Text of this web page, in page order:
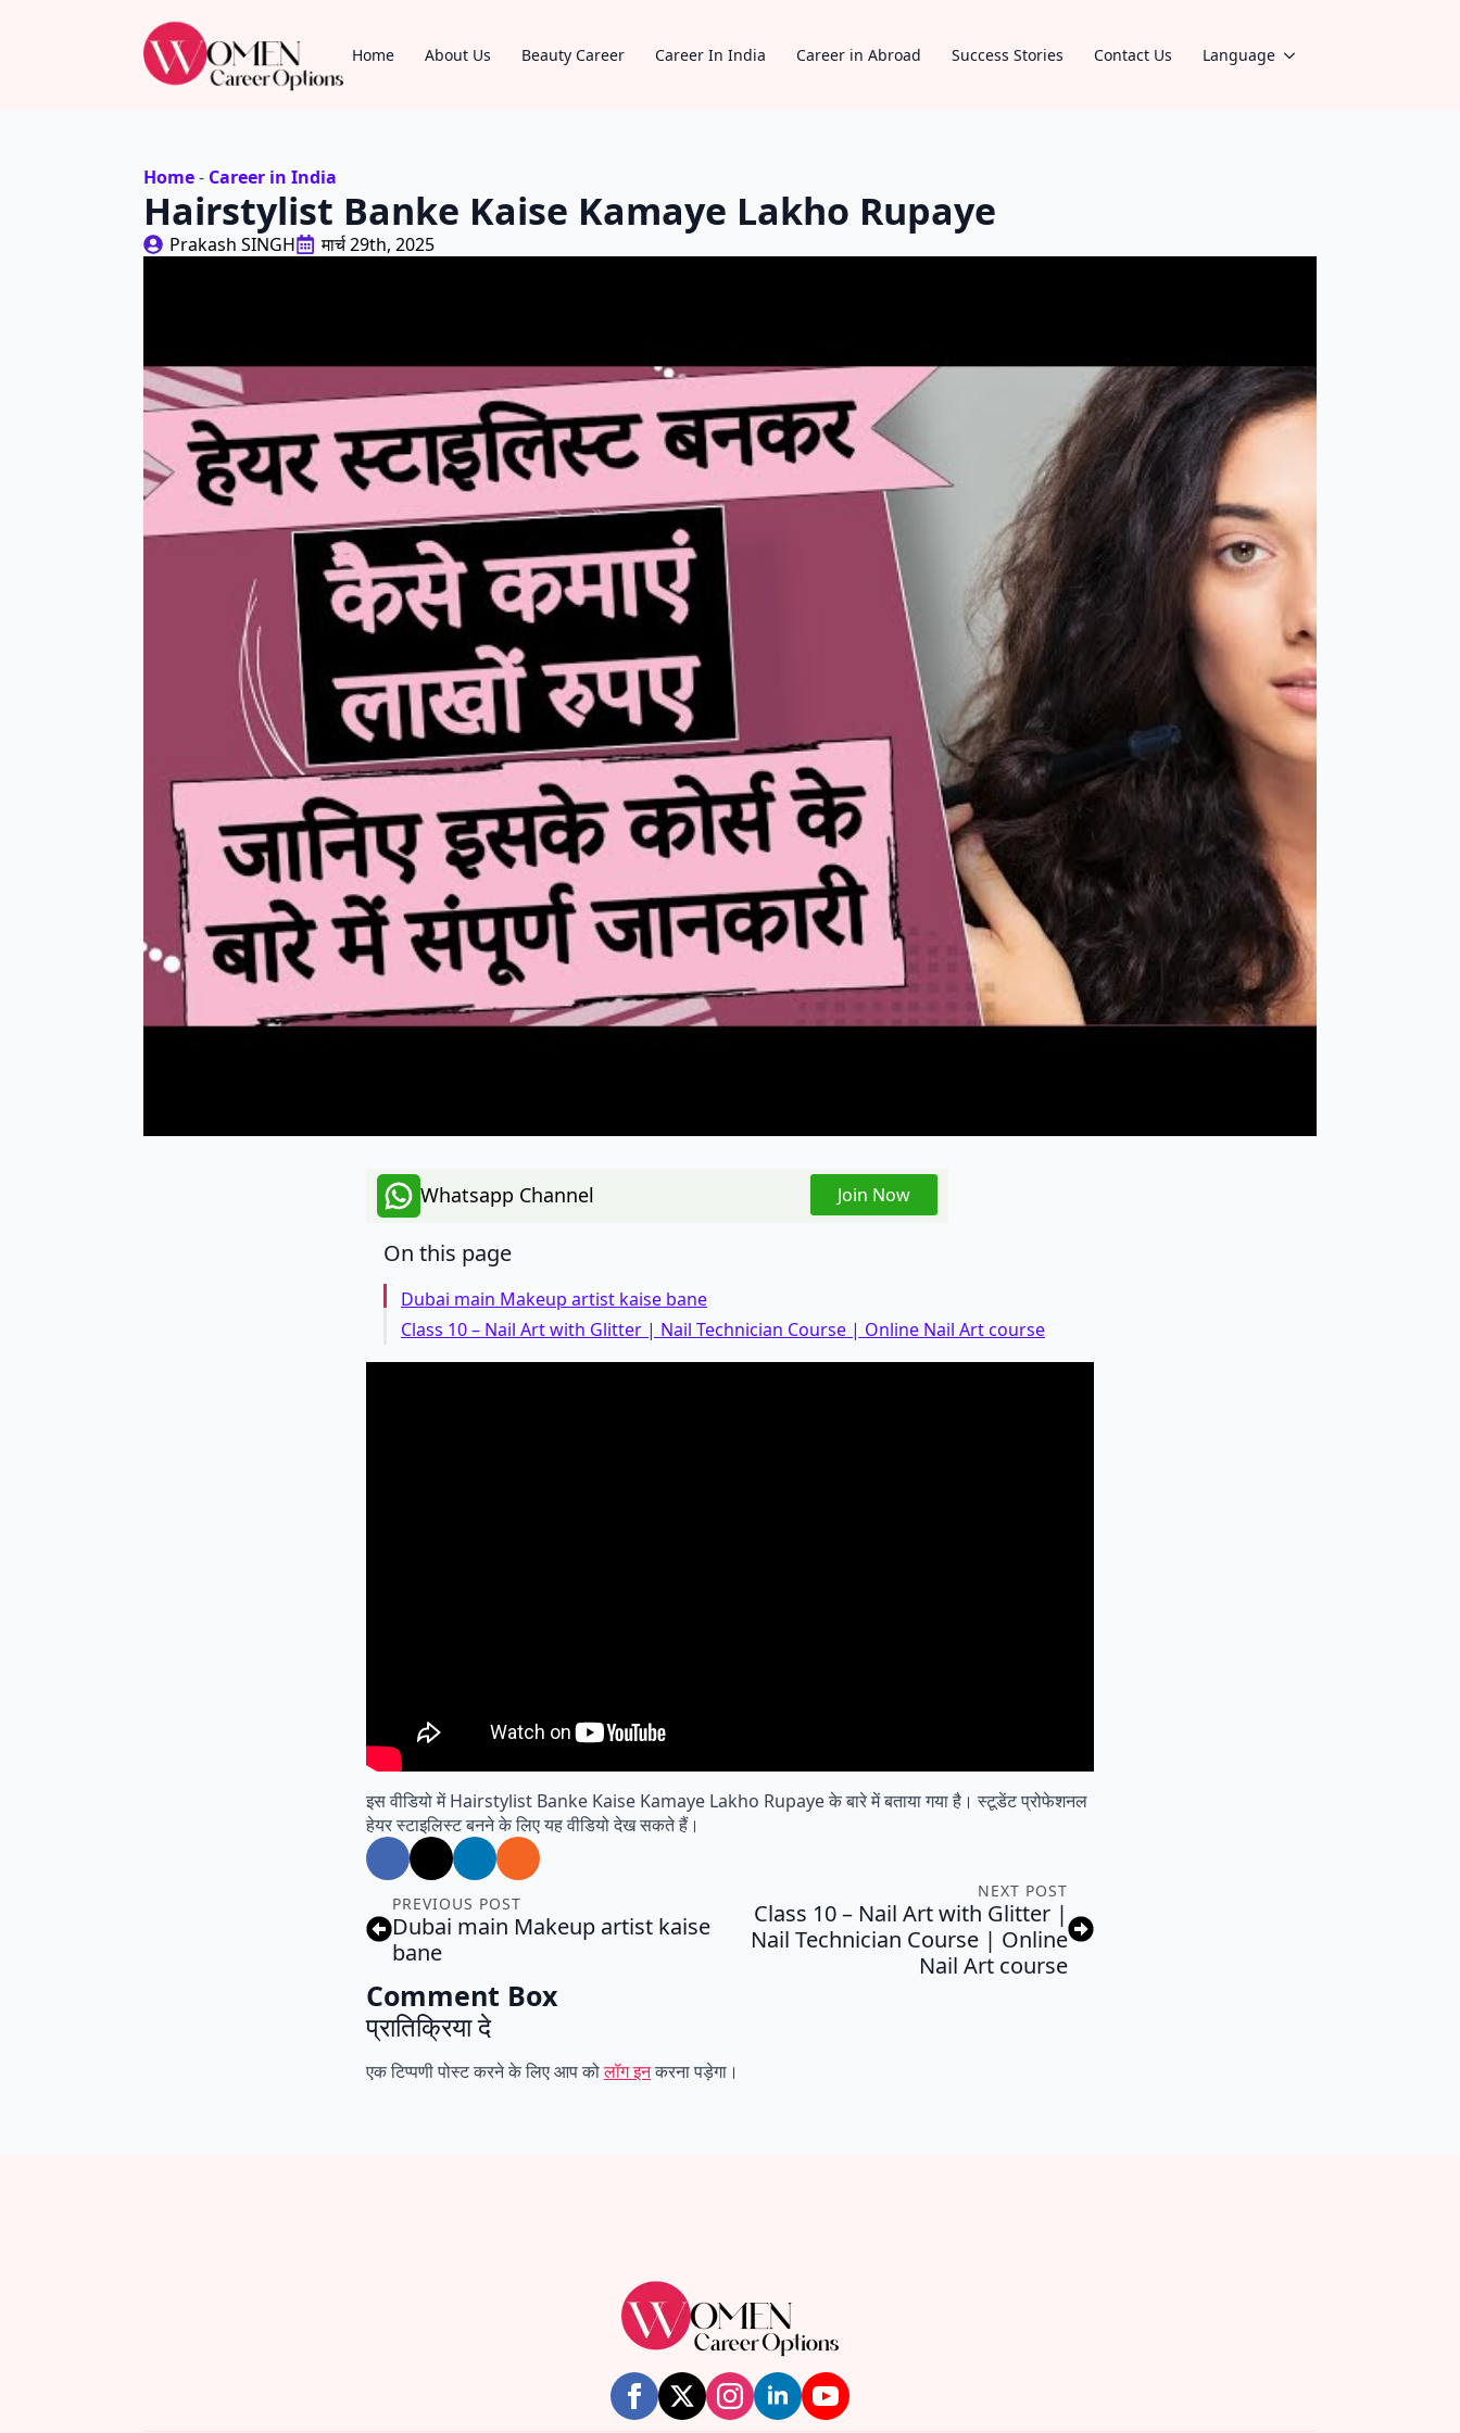
Home About Us Beauty Career Career In India Career in Abroad Success Stories Contact Us Language
Home- Career in India
Hairstylist Banke Kaise Kamaye Lakho Rupaye
Prakash SINGH मार्च 29th, 2025
Whatsapp Channel Join Now
On this page
Dubai main Makeup artist kaise bane
Class 10 – Nail Art with Glitter | Nail Technician Course | Online Nail Art course
इस वीडियो में Hairstylist Banke Kaise Kamaye Lakho Rupaye के बारे में बताया गया है। स्टूडेंट प्रोफेशनल
हेयर स्टाइलिस्ट बनने के लिए यह वीडियो देख सकते हैं।
PREVIOUS POST
Dubai main Makeup artist kaise
bane
NEXT POST
Class 10 – Nail Art with Glitter |
Nail Technician Course | Online
Nail Art course
Comment Box
प्रातिक्रिया दे
एक टिप्पणी पोस्ट करने के लिए आप कोलॉग इनकरना पड़ेगा।